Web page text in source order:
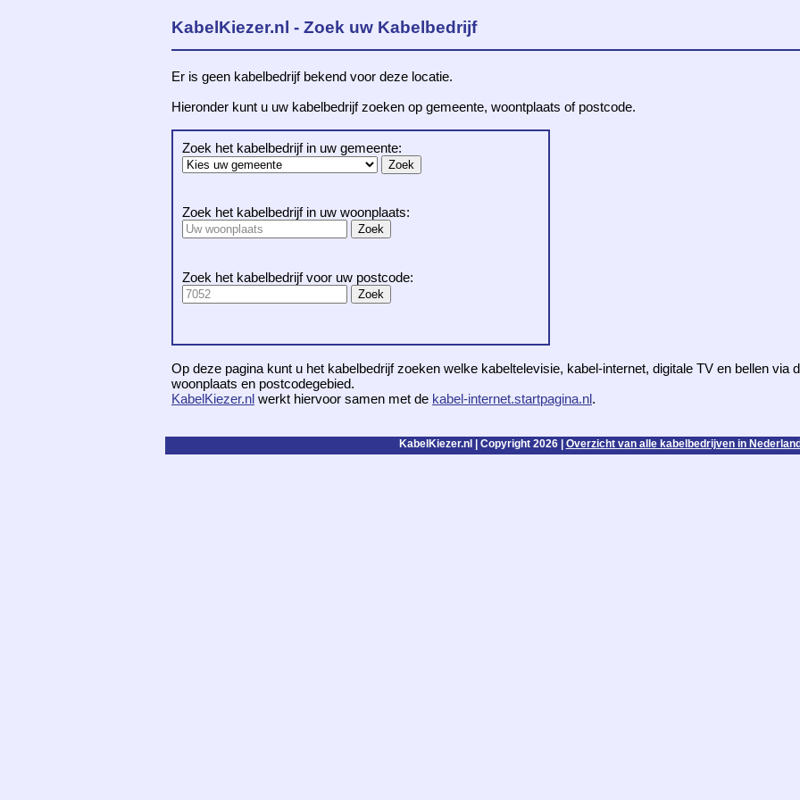
KabelKiezer.nl - Zoek uw Kabelbedrijf
Er is geen kabelbedrijf bekend voor deze locatie.
Hieronder kunt u uw kabelbedrijf zoeken op gemeente, woontplaats of postcode.
Zoek het kabelbedrijf in uw gemeente:
Zoek het kabelbedrijf in uw woonplaats:
Zoek het kabelbedrijf voor uw postcode:
Op deze pagina kunt u het kabelbedrijf zoeken welke kabeltelevisie, kabel-internet, digitale TV en bellen via
woonplaats en postcodegebied.
KabelKiezer.nl werkt hiervoor samen met de kabel-internet.startpagina.nl.
KabelKiezer.nl | Copyright 2026 | Overzicht van alle kabelbedrijven in